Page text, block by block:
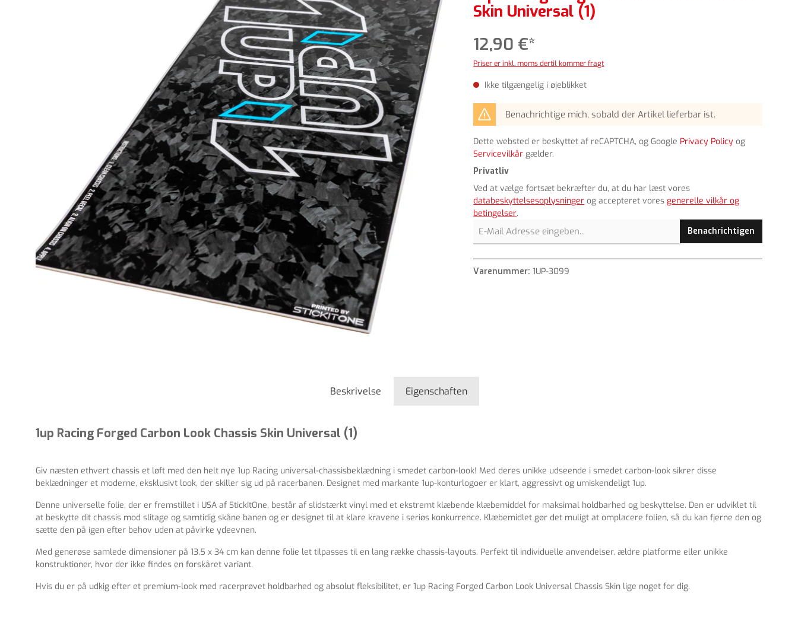
Skin Universal (1)
12,90 €*
Priser er inkl. moms dertil kommer fragt
Ikke tilgængelig i øjeblikket
Benachrichtige mich, sobald der Artikel lieferbar ist.
Dette websted er beskyttet af reCAPTCHA, og Google Privacy Policy og
Servicevilkår gælder.
Privatliv
Ved at vælge fortsæt bekræfter du, at du har læst vores
databeskyttelsesoplysninger og accepteret voresgenerelle vilkår og
betingelser.
Benachrichtigen
Varenummer:1UP-3099
Beskrivelse Eigenschaften
1up Racing Forged Carbon Look Chassis Skin Universal (1)
Giv næsten ethvert chassis et løft med den helt nye 1up Racing universal-chassisbeklædning i smedet carbon-look! Med deres unikke udseende i smedet carbon-look sikrer disse
beklædninger et moderne, eksklusivt look, der skiller sig ud på racerbanen. Designet med markante 1up-konturlogoer er klart, aggressivt og umiskendeligt 1up.
Denne universelle folie, der er fremstillet i USA af StickItOne, består af slidstærkt vinyl med et ekstremt klæbende klæbemiddel for maksimal holdbarhed og beskyttelse. Den er udviklet til
at beskytte dit chassis mod slitage og samtidig skåne banen og er designet til at klare kravene i seriøs konkurrence. Klæbemidlet gør det muligt at omplacere folien, så du kan fjerne den og
sætte den på igen efter behov uden at påvirke ydeevnen.
Med generøse samlede dimensioner på 13,5 x 34 cm kan denne folie let tilpasses til en lang række chassis-layouts. Perfekt til individuelle anvendelser, ældre platforme eller unikke
konstruktioner, hvor der ikke findes en forskåret variant.
Hvis du er på udkig efter et premium-look med racerprøvet holdbarhed og absolut fleksibilitet, er 1up Racing Forged Carbon Look Universal Chassis Skin lige noget for dig.